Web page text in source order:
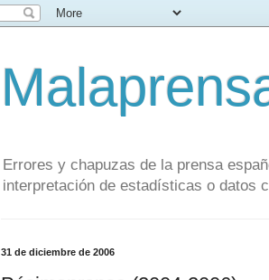
Errores y chapuzas de la prensa
interpretación de estadísticas o datos
31 de diciembre de 2006